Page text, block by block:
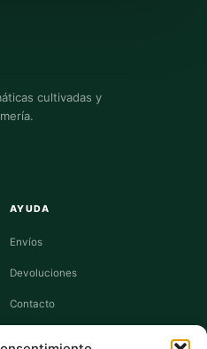
cultivadas y
AYUDA
Envíos
Devoluciones
Contacto